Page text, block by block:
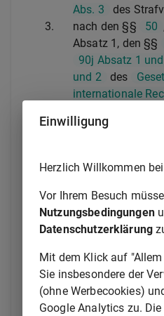
Abs. 3
des
3.
nach den §§ 50
Absatz 1, den §§
90j Absatz 1
und 2
des
internationale
oder Absatz 4
Freiheitsstrafen
entscheiden, so
Aussetzung der
(2) Die
Strafsachen nach
die Bezirke der
keine
bilden sind, in
Einwilligung
Herzlich Willkommen
Vor Ihrem Besuch
Nutzungsbedingungen
Datenschutzerklärung
Mit dem Klick auf
Sie insbesondere der
(ohne Werbecookies)
Google Analytics zu.